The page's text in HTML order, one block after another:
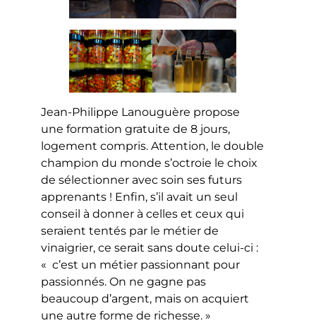
Jean-Philippe Lanouguère propose
une formation gratuite de 8 jours,
logement compris. Attention, le double
champion du monde s’octroie le choix
de sélectionner avec soin ses futurs
apprenants ! Enfin, s’il avait un seul
conseil à donner à celles et ceux qui
seraient tentés par le métier de
vinaigrier, ce serait sans doute celui-ci :
« c’est un métier passionnant pour
passionnés. On ne gagne pas
beaucoup d’argent, mais on acquiert
une autre forme de richesse. »